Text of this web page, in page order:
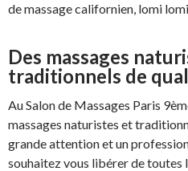
de massage californien, lomi
Des massages
traditionnels de
Au Salon de Massages Paris
massages naturistes et
grande attention et un
souhaitez vous libérer de